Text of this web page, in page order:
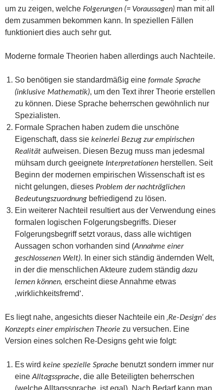
um zu zeigen, welche Folgerungen (= Voraussagen) man mit all
dem zusammen bekommen kann. In speziellen Fällen
funktioniert dies auch sehr gut.
Moderne formale Theorien haben allerdings auch Nachteile.
So benötigen sie standardmäßig eine formale Sprache
(inklusive Mathematik), um den Text ihrer Theorie erstellen
zu können. Diese Sprache beherrschen gewöhnlich nur
Spezialisten.
Formale Sprachen haben zudem die unschöne
Eigenschaft, dass sie keinerlei Bezug zur empirischen
Realität aufweisen. Diesen Bezug muss man jedesmal
mühsam durch geeignete Interpretationen herstellen. Seit
Beginn der modernen empirischen Wissenschaft ist es
nicht gelungen, dieses Problem der nachträglichen
Bedeutungszuordnung befriedigend zu lösen.
Ein weiterer Nachteil resultiert aus der Verwendung eines
formalen logischen Folgerungsbegriffs. Dieser
Folgerungsbegriff setzt voraus, dass alle wichtigen
Aussagen schon vorhanden sind (Annahme einer
geschlossenen Welt). In einer sich ständig ändernden Welt,
in der die menschlichen Akteure zudem ständig dazu
lernen können, erscheint diese Annahme etwas
‚wirklichkeitsfremd‘.
Es liegt nahe, angesichts dieser Nachteile ein ‚Re-Design‘ des
Konzepts einer empirischen Theorie zu versuchen. Eine
Version eines solchen Re-Designs geht wie folgt:
Es wird keine spezielle Sprache benutzt sondern immer nur
eine Alltagssprache, die alle Beteiligten beherrschen
(welche Alltagssprache, ist egal). Nach Bedarf kann man